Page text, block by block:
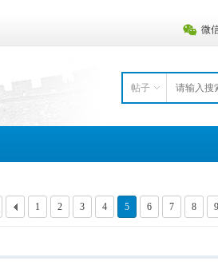
微
帖子
1 2 3 4 5 6 7 8 9